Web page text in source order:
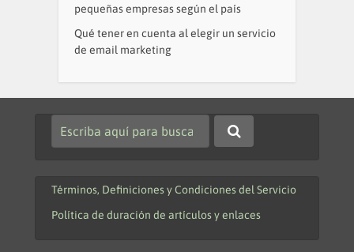
pequeñas empresas según el país
Qué tener en cuenta al elegir un servicio
de email marketing
Términos, Definiciones y Condiciones del Servicio
Política de duración de artículos y enlaces